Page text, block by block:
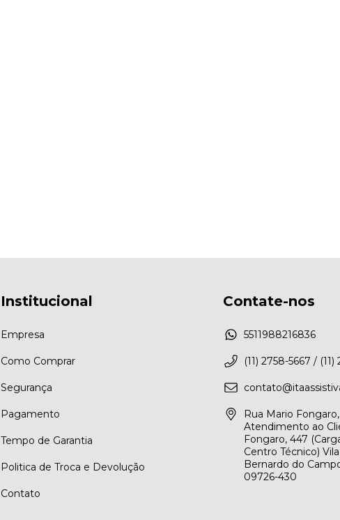
Institucional
Empresa
Como Comprar
Segurança
Pagamento
Tempo de Garantia
Politica de Troca e Devolução
Contato
Contate-nos
5511988216836
(11) 2758-5667 / (11)
Rua Mario
Atendimento ao
Fongaro, 447
Centro Técnico)
Bernardo do
09726-430